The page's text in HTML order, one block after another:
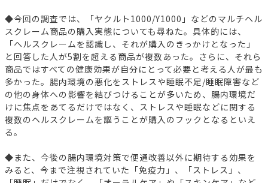
◆今回の調査では、「ヤクルト1000/Y1000」などのマルチヘル
スクレーム商品の購入実態についても尋ねた。具体的には、
「ヘルスクレームを認識し、それが購入のきっかけとなった」
と回答した人が5割を超える商品が複数あった。さらに、それら
商品ではすべての健康効果が自分にとって必要と考える人が最も
多かった。腸内環境の悪化をストレスや睡眠不足/睡眠障害など
の他の身体への影響を結びつけることが多いため、腸内環境だ
けに焦点をあてるだけではなく、ストレスや睡眠などに関する
複数のヘルスクレームを謳うことが購入のフックとなるといえ
る。
◆また、今後の腸内環境対策で便通改善以外に期待する効果を
みると、今まで注視されていた「免疫力」、「ストレス」、